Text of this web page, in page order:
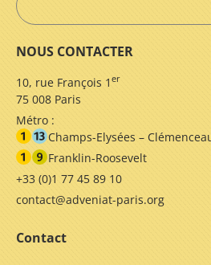
NOUS CONTACTER
10, rue François 1 er
75 008 Paris
Métro :
Champs-Elysées –
Franklin-Roosevelt
+33 (0)1 77 45 89 10
contact@adveniat-paris.org
Contact